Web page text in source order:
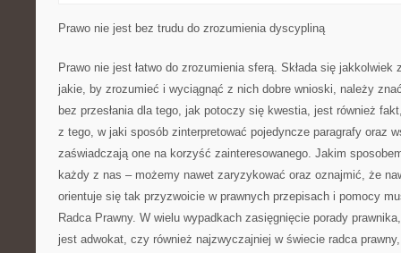
Prawo nie jest bez trudu do zrozumienia dyscypliną
Prawo nie jest łatwo do zrozumienia sferą. Składa się
jakie, by zrozumieć i wyciągnąć z nich dobre wnioski, należy
bez przesłania dla tego, jak potoczy się kwestia, jest również
z tego, w jaki sposób zinterpretować pojedyncze paragrafy oraz
zaświadczają one na korzyść zainteresowanego. Jakim
każdy z nas – możemy nawet zaryzykować oraz oznajmić, że
orientuje się tak przyzwoicie w prawnych przepisach i pomocy
Radca Prawny. W wielu wypadkach zasięgnięcie porady
jest adwokat, czy również najzwyczajniej w świecie radca